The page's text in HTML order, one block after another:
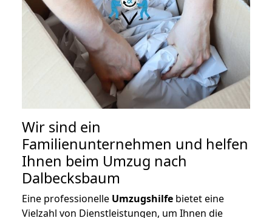
Wir sind ein
Familienunternehmen und helfen
Ihnen beim Umzug nach
Dalbecksbaum
Eine professionelle Umzugshilfe bietet eine
Vielzahl von Dienstleistungen, um Ihnen die